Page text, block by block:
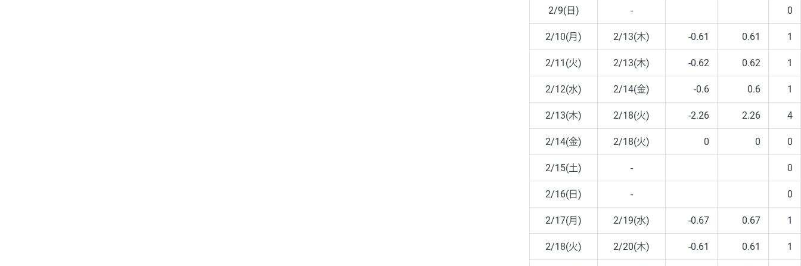
2/9(日) - 0
2/10(月) 2/13(木) -0.61 0.61 1
2/11(火) 2/13(木) -0.62 0.62 1
2/12(水) 2/14(金) -0.6 0.6 1
2/13(木) 2/18(火) -2.26 2.26 4
2/14(金) 2/18(火) 0 0 0
2/15(土) - 0
2/16(日) - 0
2/17(月) 2/19(水) -0.67 0.67 1
2/18(火) 2/20(木) -0.61 0.61 1